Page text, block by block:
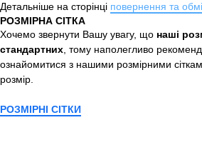
Детальніше на сторінці повернення та
РОЗМІРНА СІТКА
Хочемо звернути Вашу увагу, що наші
стандартних, тому наполегливо
ознайомитися з нашими розмірними
розмір.
РОЗМІРНІ СІТКИ